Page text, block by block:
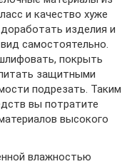
и качество хуже
изделия и
самостоятельно.
покрыть
защитными
подрезать. Таким
вы потратите
высокого
влажностью